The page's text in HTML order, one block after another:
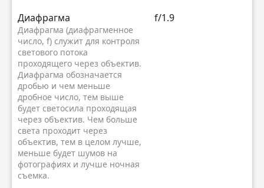
Диафрагма
Диафрагма (диафрагменное
число, f) служит для контроля
светового потока
проходящего через объектив.
Диафрагма обозначается
дробью и чем меньше
дробное число, тем выше
будет светосила проходящая
через объектив. Чем больше
света проходит через
объектив, тем в целом лучше,
меньше будет шумов на
фотографиях и лучше ночная
съемка.
f/1.9